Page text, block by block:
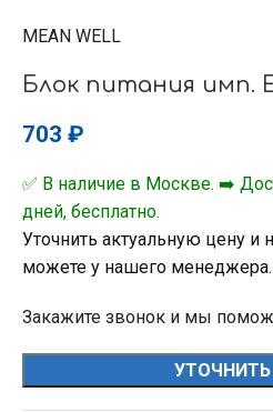
MEAN WELL
Блок питания имп.
703 ₽
✅ В наличие в Москве. ➡️
дней, бесплатно.
Уточнить актуальную цену и
можете у нашего менеджера.
Закажите звонок и мы